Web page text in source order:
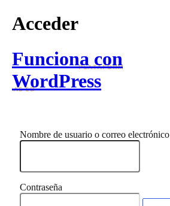
Acceder
Funciona con
WordPress
Nombre de usuario o correo electrónico
Contraseña